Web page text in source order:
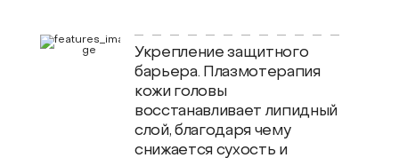
Укрепление защитного
барьера. Плазмотерапия
кожи головы
восстанавливает липидный
слой, благодаря чему
снижается сухость и